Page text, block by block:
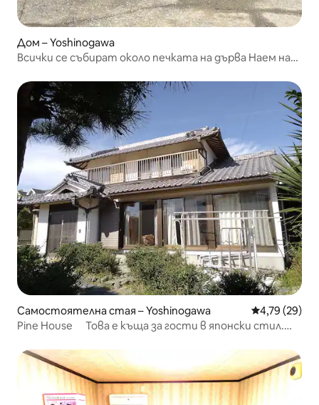
Дом – Yoshinogawa
Всички се събират около печката на дърва Наем на
Самостоятелна стая – Yoshinogawa Средна
4,79 (29)
Pine House Това е къща за гости в японски стил.
резервиралите.